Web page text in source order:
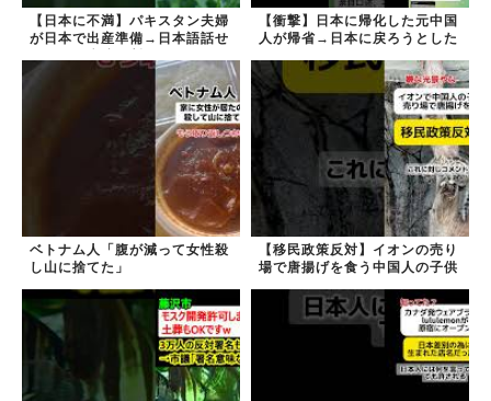
【日本に不満】パキスタン夫婦
が日本で出産準備→日本語話せ
【衝撃】日本に帰化した元中国
人が帰省→日本に戻ろうとした
ベトナム人「腹が減って女性殺
し山に捨てた」
【移民政策反対】イオンの売り
場で唐揚げを食う中国人の子供